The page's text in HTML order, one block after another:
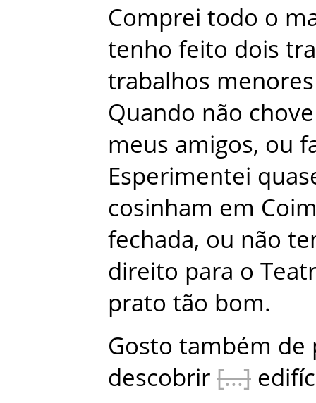
Comprei todo o
tenho feito dois
trabalhos menores
Quando não chove
meus amigos, ou
Esperimentei
cosinham em
fechada, ou não
direito para o
prato tão bom.
Gosto também de
descobrir